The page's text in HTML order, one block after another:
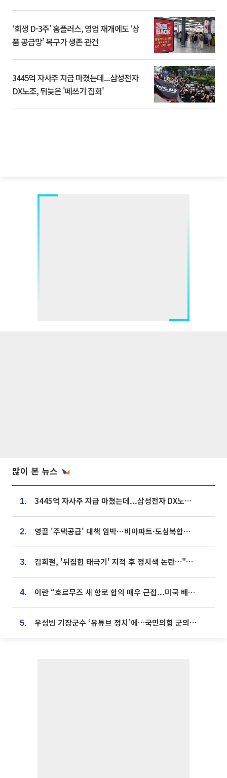
‘회생 D-3주’ 홈플러스, 영업 재개에도 ‘상
품 공급망’ 복구가 생존 관건
3445억 자사주 지급 마쳤는데...삼성전자
DX노조, 뒤늦은 '떼쓰기 집회'
많이 본 뉴스
1. 3445억 자사주 지급 마쳤는데...삼성전자 DX노조, 뒤늦은 '떼쓰기 집회'
2. 영끌 '주택공급' 대책 임박⋯비아파트·도심복합까지 총동원
3. 김희철, '뒤집힌 태극기' 지적 후 정치색 논란…"좌우 떠나 우리나라 국기"
4. 이란 “호르무즈 새 항로 합의 매우 근접...미국 배상 먼저”
5. 우성빈 기장군수 ‘유튜브 정치’에…국민의힘 군의원들 집단 반발